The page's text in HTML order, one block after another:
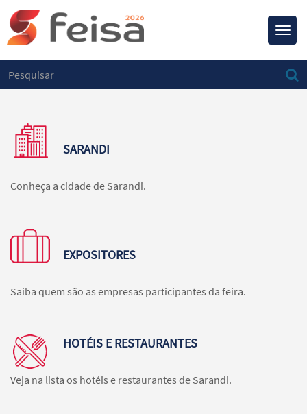
SARANDI
Conheça a cidade de Sarandi.
EXPOSITORES
Saiba quem são as empresas participantes da feira.
HOTÉIS E RESTAURANTES
Veja na lista os hotéis e restaurantes de Sarandi.